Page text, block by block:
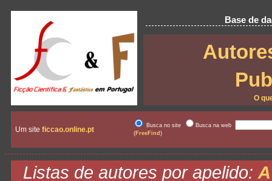
Base de
O
Um site ficcao.online.pt Busca no site
Busca na web
( FreeFind )
Listas de autores por apelido: A